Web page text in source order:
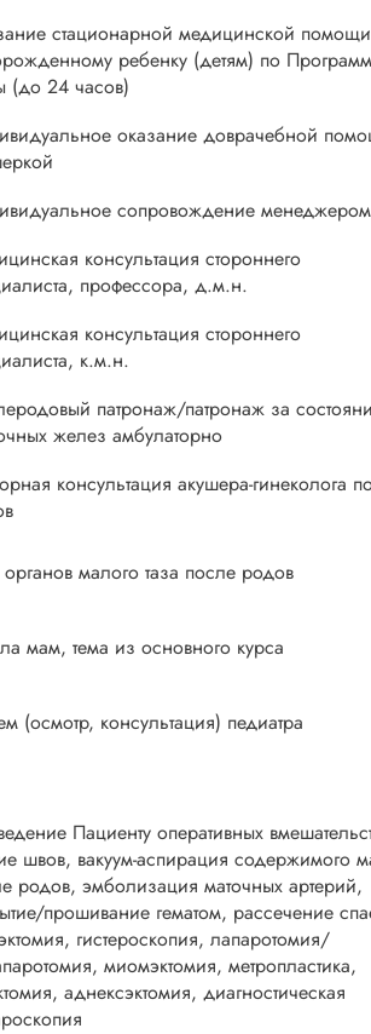
стационарной медицинской помощи
ребенку (детям) по
(до 24 часов)
оказание доврачебной
сопровождение менеджером
консультация стороннего
профессора, д.м.н.
консультация стороннего
к.м.н.
патронаж/патронаж за
желез амбулаторно
консультация акушера-гинеколога
малого таза после родов
мам, тема из основного курса
(осмотр, консультация) педиатра
Пациенту оперативных
швов, вакуум-аспирация содержимого
родов, эмболизация маточных артерий,
прошивание гематом, рассечение
гистероскопия, лапаротомия/
миомэктомия, метропластика,
аднексэктомия, диагностическая